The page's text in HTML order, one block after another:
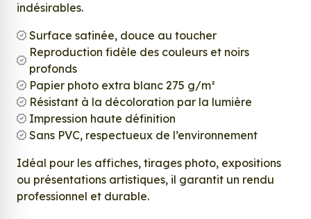
indésirables.
Surface satinée, douce au toucher
Reproduction fidèle des couleurs et noirs
profonds
Papier photo extra blanc 275 g/m²
Résistant à la décoloration par la lumière
Impression haute définition
Sans PVC, respectueux de l’environnement
Idéal pour les affiches, tirages photo, expositions
ou présentations artistiques, il garantit un rendu
professionnel et durable.